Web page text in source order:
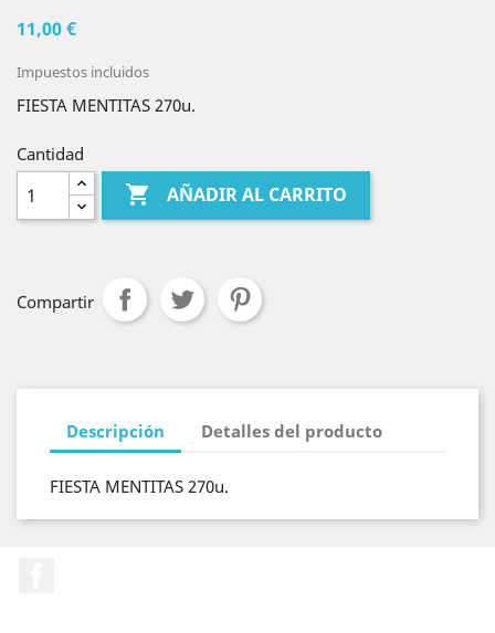
11,00 €
Impuestos incluidos
FIESTA MENTITAS 270u.
Cantidad
 AÑADIR AL CARRITO
Compartir
Descripción Detalles del producto
FIESTA MENTITAS 270u.